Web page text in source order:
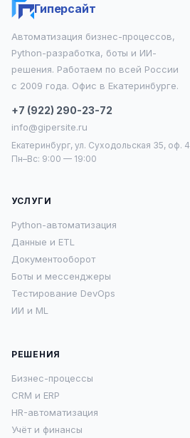
Гиперсайт
Автоматизация бизнес-процессов,
Python-разработка, боты и ИИ-
решения. Работаем по всей России
с 2009 года. Офис в Екатеринбурге.
+7 (922) 290-23-72
info@gipersite.ru
Екатеринбург, ул. Суходольская 35, оф. 4
Пн–Вс: 9:00 — 19:00
УСЛУГИ
Python-автоматизация
Данные и ETL
Документооборот
Боты и мессенджеры
Тестирование DevOps
ИИ и ML
РЕШЕНИЯ
Бизнес-процессы
CRM и ERP
HR-автоматизация
Учёт и финансы